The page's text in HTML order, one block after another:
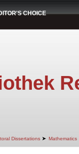
CHOICE
Dissertations ➤ Mathematics